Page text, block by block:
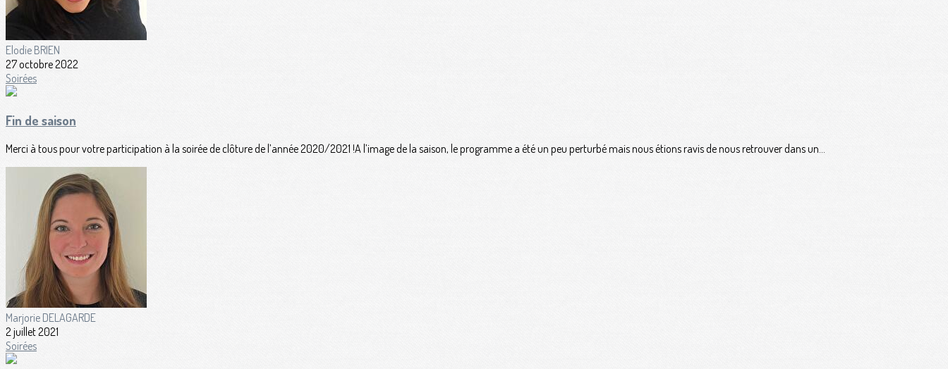
Elodie BRIEN
27 octobre 2022
Soirées
Fin de saison
Merci à tous pour votre participation à la soirée de clôture de l’année 2020/2021 !A l’image de la saison, le programme a été un peu perturbé mais nous étions ravis de nous retrouver dans un...
Marjorie DELAGARDE
2 juillet 2021
Soirées